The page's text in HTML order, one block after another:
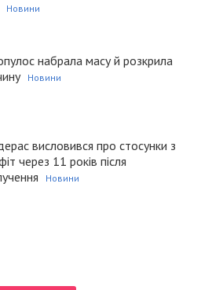
Новини
набрала масу й розкрила
Новини
висловився про стосунки з
через 11 років після
Новини